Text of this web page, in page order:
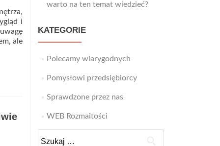
i
ale
warto na ten temat wiedzieć?
KATEGORIE
Polecamy wiarygodnych
Pomysłowi przedsiębiorcy
Sprawdzone przez nas
WEB Rozmaitości